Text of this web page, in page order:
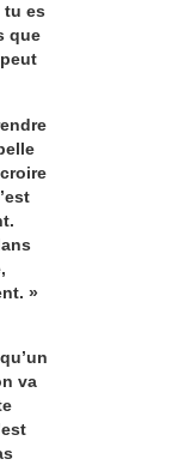
tu es
que
»
va